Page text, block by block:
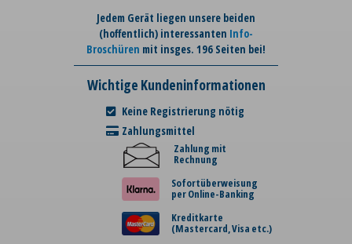
Jedem Gerät liegen unsere beiden
(hoffentlich) interessanten Info-
Broschüren mit insges. 196 Seiten bei!
Wichtige Kundeninformationen
Keine Registrierung nötig
Zahlungsmittel
Zahlung mit
Rechnung
Sofortüberweisung
per Online-Banking
Kreditkarte
(Mastercard, Visa etc.)